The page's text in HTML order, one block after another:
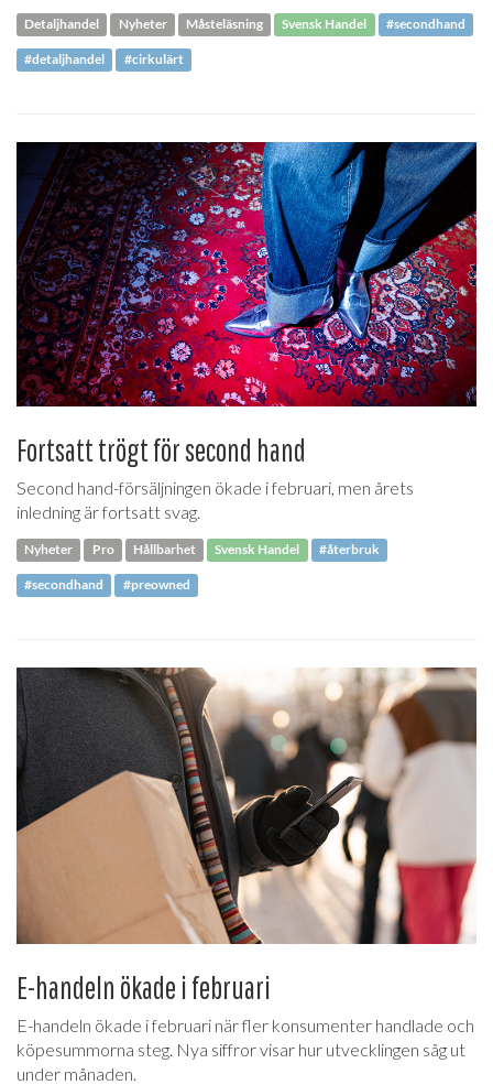
Detaljhandel Nyheter Måsteläsning Svensk Handel #secondhand
#detaljhandel #cirkulärt
Fortsatt trögt för second hand
Second hand-försäljningen ökade i februari, men årets
inledning är fortsatt svag.
Nyheter Pro Hållbarhet Svensk Handel #återbruk
#secondhand #preowned
E-handeln ökade i februari
E-handeln ökade i februari när fler konsumenter handlade och
köpesummorna steg. Nya siffror visar hur utvecklingen såg ut
under månaden.